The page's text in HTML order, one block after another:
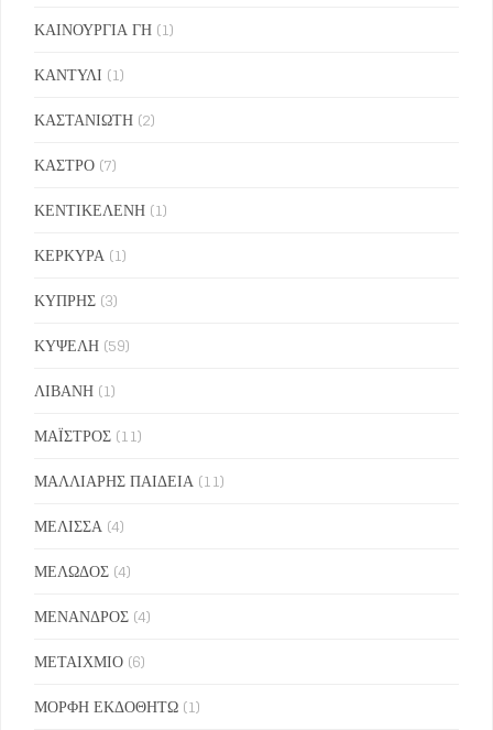
ΚΑΙΝΟΥΡΓΙΑ ΓΗ (1)
ΚΑΝΤΥΛΙ (1)
ΚΑΣΤΑΝΙΩΤΗ (2)
ΚΑΣΤΡΟ (7)
ΚΕΝΤΙΚΕΛΕΝΗ (1)
ΚΕΡΚΥΡΑ (1)
ΚΥΠΡΗΣ (3)
ΚΥΨΕΛΗ (59)
ΛΙΒΑΝΗ (1)
ΜΑΪΣΤΡΟΣ (11)
ΜΑΛΛΙΑΡΗΣ ΠΑΙΔΕΙΑ (11)
ΜΕΛΙΣΣΑ (4)
ΜΕΛΩΔΟΣ (4)
ΜΕΝΑΝΔΡΟΣ (4)
ΜΕΤΑΙΧΜΙΟ (6)
ΜΟΡΦΗ ΕΚΔΟΘΗΤΩ (1)